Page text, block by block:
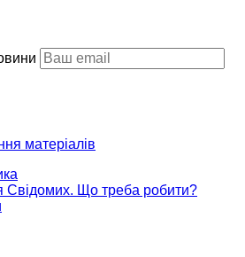
матеріалів
Свідомих. Що треба робити?